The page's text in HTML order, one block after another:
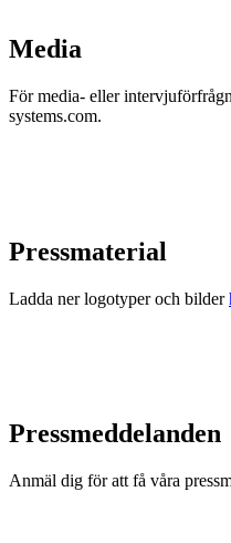
Media
För media- eller
systems.com.
Pressmaterial
Ladda ner logotyper och bilder
Pressmeddelanden
Anmäl dig för att få våra